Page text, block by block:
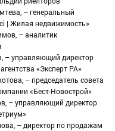
– генеральный
| Жилая недвижимость»
– аналитик
– управляющий директор
«Эксперт РА»
– председатель совета
«Бест-Новострой»
– управляющий директор
– директор по продажам